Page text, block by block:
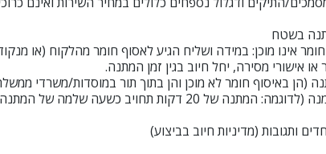
אינו מוכן: במידה ושליח הגיע לאסוף חומר מהלקוח (או
אישורי מסירה, יחל חיוב בגין זמן המתנה.
20 דקות תחויב כשעה שלמה של המתנה).​